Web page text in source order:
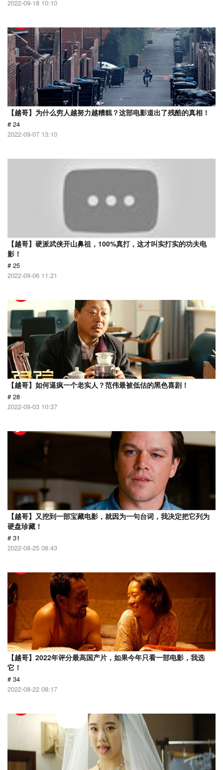
2022-09-18 10:10
【越哥】为什么穷人越努力越糟糕？这部电影道出了残酷的真相！
# 24
2022-09-07 13:10
【越哥】硬派武侠开山鼻祖，100%真打，这才叫实打实的功夫电
影！
# 25
2022-09-06 11:21
【越哥】如何逼疯一个老实人？范伟最被低估的黑色喜剧！
# 28
2022-09-03 10:37
【越哥】又挖到一部宝藏电影，就因为一句台词，我决定把它列为
硬盘珍藏！
# 31
2022-08-25 08:43
【越哥】2022年评分最高国产片，如果今年只看一部电影，我选
它！
# 34
2022-08-22 08:17